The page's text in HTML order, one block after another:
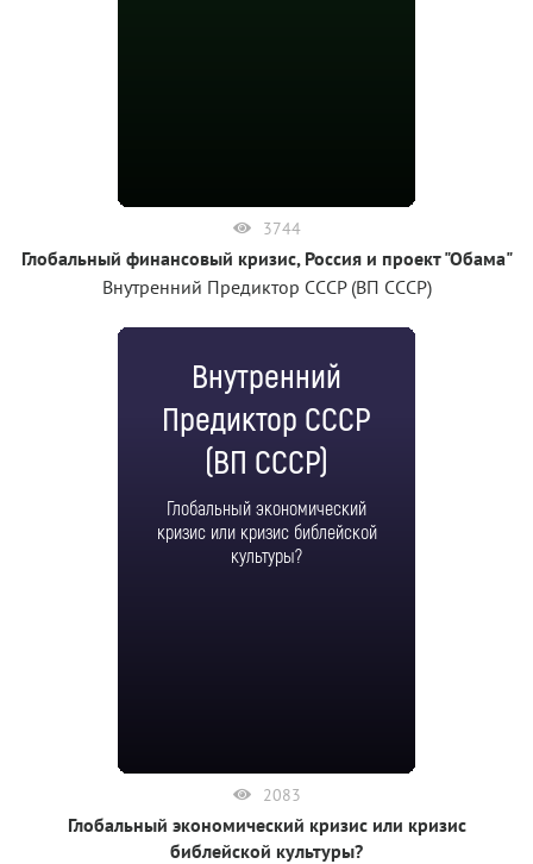
3744
Глобальный финансовый кризис, Россия и проект "Обама"
Внутренний Предиктор СССР (ВП СССР)
Внутренний
Предиктор СССР
(ВП СССР)
Глобальный экономический
кризис или кризис библейской
культуры?
2083
Глобальный экономический кризис или кризис
библейской культуры?